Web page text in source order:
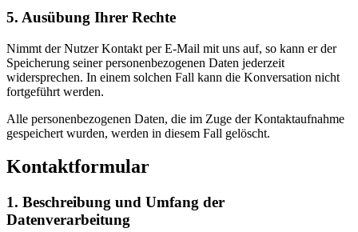
5. Ausübung Ihrer Rechte
Nimmt der Nutzer Kontakt per E-Mail mit uns auf, so kann er der
Speicherung seiner personenbezogenen Daten jederzeit
widersprechen. In einem solchen Fall kann die Konversation nicht
fortgeführt werden.
Alle personenbezogenen Daten, die im Zuge der Kontaktaufnahme
gespeichert wurden, werden in diesem Fall gelöscht.
Kontaktformular
1. Beschreibung und Umfang der
Datenverarbeitung